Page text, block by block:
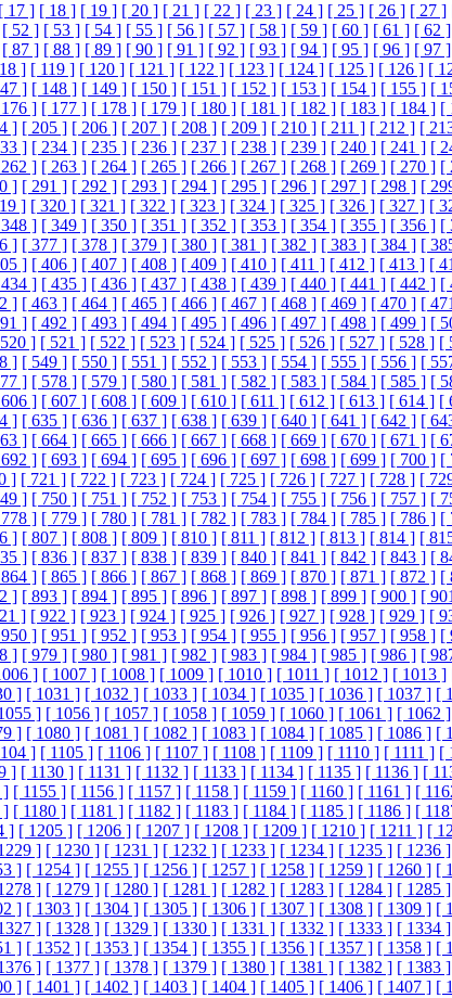
[ 17 ] [ 18 ] [ 19 ] [ 20 ] [ 21 ] [ 22 ] [ 23 ] [ 24 ] [ 25 ] [ 26 ] [ 27 ]
[ 52 ] [ 53 ] [ 54 ] [ 55 ] [ 56 ] [ 57 ] [ 58 ] [ 59 ] [ 60 ] [ 61 ] [ 62 ]
[ 87 ] [ 88 ] [ 89 ] [ 90 ] [ 91 ] [ 92 ] [ 93 ] [ 94 ] [ 95 ] [ 96 ] [ 97 ]
] [ 119 ] [ 120 ] [ 121 ] [ 122 ] [ 123 ] [ 124 ] [ 125 ] [ 126 ] [
] [ 148 ] [ 149 ] [ 150 ] [ 151 ] [ 152 ] [ 153 ] [ 154 ] [ 155 ] [
] [ 177 ] [ 178 ] [ 179 ] [ 180 ] [ 181 ] [ 182 ] [ 183 ] [ 184 ] [
] [ 205 ] [ 206 ] [ 207 ] [ 208 ] [ 209 ] [ 210 ] [ 211 ] [ 212 ] [
] [ 234 ] [ 235 ] [ 236 ] [ 237 ] [ 238 ] [ 239 ] [ 240 ] [ 241 ] [
] [ 263 ] [ 264 ] [ 265 ] [ 266 ] [ 267 ] [ 268 ] [ 269 ] [ 270 ] [
] [ 291 ] [ 292 ] [ 293 ] [ 294 ] [ 295 ] [ 296 ] [ 297 ] [ 298 ] [
] [ 320 ] [ 321 ] [ 322 ] [ 323 ] [ 324 ] [ 325 ] [ 326 ] [ 327 ] [
] [ 349 ] [ 350 ] [ 351 ] [ 352 ] [ 353 ] [ 354 ] [ 355 ] [ 356 ] [
] [ 377 ] [ 378 ] [ 379 ] [ 380 ] [ 381 ] [ 382 ] [ 383 ] [ 384 ] [
] [ 406 ] [ 407 ] [ 408 ] [ 409 ] [ 410 ] [ 411 ] [ 412 ] [ 413 ] [
] [ 435 ] [ 436 ] [ 437 ] [ 438 ] [ 439 ] [ 440 ] [ 441 ] [ 442 ] [
] [ 463 ] [ 464 ] [ 465 ] [ 466 ] [ 467 ] [ 468 ] [ 469 ] [ 470 ] [
] [ 492 ] [ 493 ] [ 494 ] [ 495 ] [ 496 ] [ 497 ] [ 498 ] [ 499 ] [
] [ 521 ] [ 522 ] [ 523 ] [ 524 ] [ 525 ] [ 526 ] [ 527 ] [ 528 ] [
] [ 549 ] [ 550 ] [ 551 ] [ 552 ] [ 553 ] [ 554 ] [ 555 ] [ 556 ] [
] [ 578 ] [ 579 ] [ 580 ] [ 581 ] [ 582 ] [ 583 ] [ 584 ] [ 585 ] [
] [ 607 ] [ 608 ] [ 609 ] [ 610 ] [ 611 ] [ 612 ] [ 613 ] [ 614 ] [
] [ 635 ] [ 636 ] [ 637 ] [ 638 ] [ 639 ] [ 640 ] [ 641 ] [ 642 ] [
] [ 664 ] [ 665 ] [ 666 ] [ 667 ] [ 668 ] [ 669 ] [ 670 ] [ 671 ] [
] [ 693 ] [ 694 ] [ 695 ] [ 696 ] [ 697 ] [ 698 ] [ 699 ] [ 700 ] [
] [ 721 ] [ 722 ] [ 723 ] [ 724 ] [ 725 ] [ 726 ] [ 727 ] [ 728 ] [
] [ 750 ] [ 751 ] [ 752 ] [ 753 ] [ 754 ] [ 755 ] [ 756 ] [ 757 ] [
] [ 779 ] [ 780 ] [ 781 ] [ 782 ] [ 783 ] [ 784 ] [ 785 ] [ 786 ] [
] [ 807 ] [ 808 ] [ 809 ] [ 810 ] [ 811 ] [ 812 ] [ 813 ] [ 814 ] [
] [ 836 ] [ 837 ] [ 838 ] [ 839 ] [ 840 ] [ 841 ] [ 842 ] [ 843 ] [
] [ 865 ] [ 866 ] [ 867 ] [ 868 ] [ 869 ] [ 870 ] [ 871 ] [ 872 ] [
] [ 893 ] [ 894 ] [ 895 ] [ 896 ] [ 897 ] [ 898 ] [ 899 ] [ 900 ] [
] [ 922 ] [ 923 ] [ 924 ] [ 925 ] [ 926 ] [ 927 ] [ 928 ] [ 929 ] [
] [ 951 ] [ 952 ] [ 953 ] [ 954 ] [ 955 ] [ 956 ] [ 957 ] [ 958 ] [
] [ 979 ] [ 980 ] [ 981 ] [ 982 ] [ 983 ] [ 984 ] [ 985 ] [ 986 ] [
] [ 1007 ] [ 1008 ] [ 1009 ] [ 1010 ] [ 1011 ] [ 1012 ] [ 1013 ]
] [ 1031 ] [ 1032 ] [ 1033 ] [ 1034 ] [ 1035 ] [ 1036 ] [ 1037 ] [
] [ 1056 ] [ 1057 ] [ 1058 ] [ 1059 ] [ 1060 ] [ 1061 ] [ 1062 ]
] [ 1080 ] [ 1081 ] [ 1082 ] [ 1083 ] [ 1084 ] [ 1085 ] [ 1086 ] [
] [ 1105 ] [ 1106 ] [ 1107 ] [ 1108 ] [ 1109 ] [ 1110 ] [ 1111 ] [
] [ 1130 ] [ 1131 ] [ 1132 ] [ 1133 ] [ 1134 ] [ 1135 ] [ 1136 ] [
] [ 1155 ] [ 1156 ] [ 1157 ] [ 1158 ] [ 1159 ] [ 1160 ] [ 1161 ] [
] [ 1180 ] [ 1181 ] [ 1182 ] [ 1183 ] [ 1184 ] [ 1185 ] [ 1186 ] [
] [ 1205 ] [ 1206 ] [ 1207 ] [ 1208 ] [ 1209 ] [ 1210 ] [ 1211 ] [
] [ 1230 ] [ 1231 ] [ 1232 ] [ 1233 ] [ 1234 ] [ 1235 ] [ 1236 ]
] [ 1254 ] [ 1255 ] [ 1256 ] [ 1257 ] [ 1258 ] [ 1259 ] [ 1260 ] [
] [ 1279 ] [ 1280 ] [ 1281 ] [ 1282 ] [ 1283 ] [ 1284 ] [ 1285 ]
] [ 1303 ] [ 1304 ] [ 1305 ] [ 1306 ] [ 1307 ] [ 1308 ] [ 1309 ] [
] [ 1328 ] [ 1329 ] [ 1330 ] [ 1331 ] [ 1332 ] [ 1333 ] [ 1334 ]
] [ 1352 ] [ 1353 ] [ 1354 ] [ 1355 ] [ 1356 ] [ 1357 ] [ 1358 ] [
] [ 1377 ] [ 1378 ] [ 1379 ] [ 1380 ] [ 1381 ] [ 1382 ] [ 1383 ]
] [ 1401 ] [ 1402 ] [ 1403 ] [ 1404 ] [ 1405 ] [ 1406 ] [ 1407 ] [